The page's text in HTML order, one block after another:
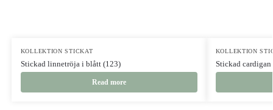
KOLLEKTION STICKAT
Stickad linnetröja i blått (123)
Read more
KOLLEKTION
Stickad